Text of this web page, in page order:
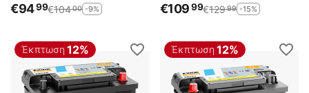
€9499€10400 -9% €10999€12999 -15%
Έκπτωση 12% Έκπτωση 12%